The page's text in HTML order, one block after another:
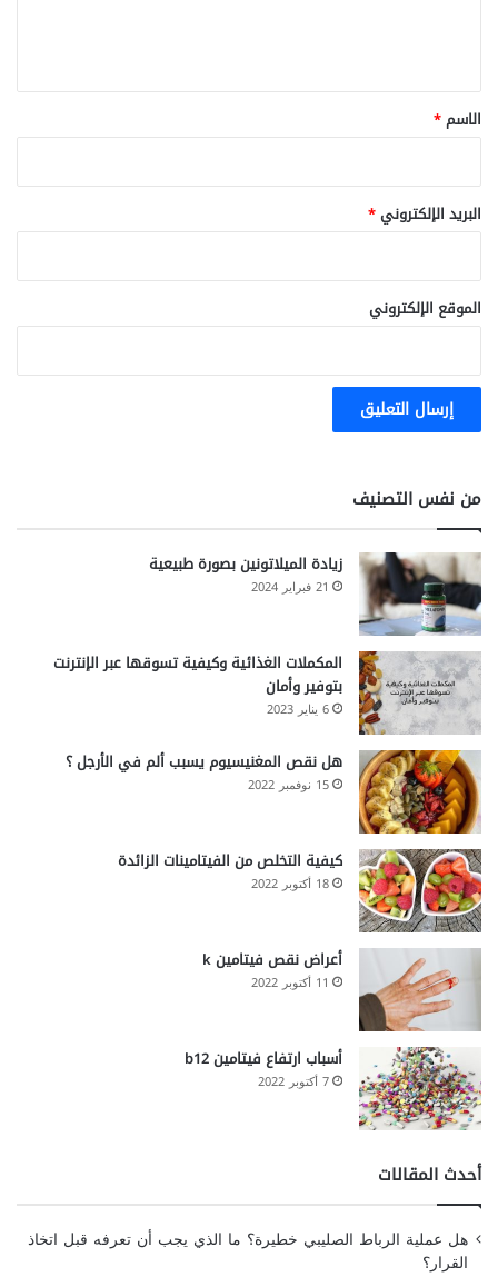
*
الاسم*
البريد الإلكتروني*
الموقع الإلكتروني
من نفس التصنيف
زيادة الميلاتونين بصورة طبيعية
21 فبراير 2024
المكملات الغذائية وكيفية تسوقها عبر الإنترنت
بتوفير وأمان
6 يناير 2023
هل نقص المغنيسيوم يسبب ألم في الأرجل ؟
15 نوفمبر 2022
كيفية التخلص من الفيتامينات الزائدة
18 أكتوبر 2022
أعراض نقص فيتامين k
11 أكتوبر 2022
أسباب ارتفاع فيتامين b12
7 أكتوبر 2022
أحدث المقالات
هل عملية الرباط الصليبي خطيرة؟ ما الذي يجب أن تعرفه قبل اتخاذ
القرار؟